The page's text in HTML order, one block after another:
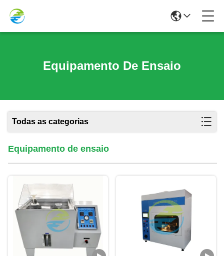
Equipamento De Ensaio
Todas as categorias
Equipamento de ensaio